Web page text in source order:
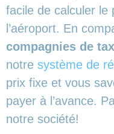
facile de calculer le
l’aéroport. En
compagnies de
notre système de
prix fixe et vous
payer à l’avance.
notre société!